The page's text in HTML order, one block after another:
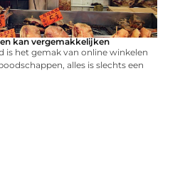
kan vergemakkelijken
is het gemak van online winkelen
alles is slechts een